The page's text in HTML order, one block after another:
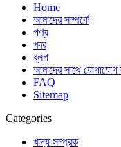
Home
আমাদের সম্পর্কে
পণ্য
খবর
ব্লগ
আমাদের সাথে
FAQ
Sitemap
Categories
খাদ্য সম্পূরক